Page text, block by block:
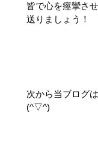
皆で心を痙攣さ
送りましょう！
次から当ブログは
(^▽^)